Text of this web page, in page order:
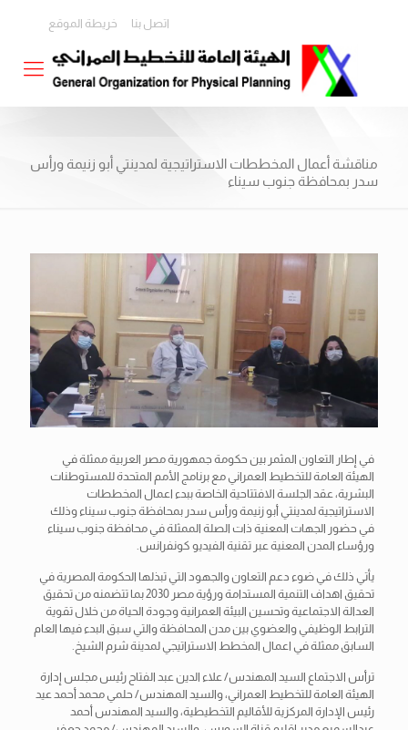
اتصل بنا خريطة الموقع
مناقشة أعمال المخططات الاستراتيجية لمدينتي أبو زنيمة ورأس
سدر بمحافظة جنوب سيناء
في إطار التعاون المثمر بين حكومة جمهورية مصر العربية ممثلة في
الهيئة العامة للتخطيط العمراني مع برنامج الأمم المتحدة للمستوطنات
البشرية، عقد الجلسة الافتتاحية الخاصة ببدء اعمال المخططات
الاستراتيجية لمدينتي أبو زنيمة ورأس سدر بمحافظة جنوب سيناء وذلك
في حضور الجهات المعنية ذات الصلة الممثلة في محافظة جنوب سيناء
ورؤساء المدن المعنية عبر تقنية الفيديو كونفرانس.
يأتي ذلك في ضوء دعم التعاون والجهود التي تبذلها الحكومة المصرية في
تحقيق اهداف التنمية المستدامة ورؤية مصر 2030 بما تتضمنه من تحقيق
العدالة الاجتماعية وتحسين البيئة العمرانية وجودة الحياة من خلال تقوية
الترابط الوظيفي والعضوي بين مدن المحافظة والتي سبق البدء فيها العام
السابق ممثلة في اعمال المخطط الاستراتيجي لمدينة شرم الشيخ.
ترأس الاجتماع السيد المهندس/ علاء الدين عبد الفتاح رئيس مجلس إدارة
الهيئة العامة للتخطيط العمراني، والسيد المهندس/ حلمي محمد أحمد عيد
رئيس الإدارة المركزية للأقاليم التخطيطية، والسيد المهندس أحمد